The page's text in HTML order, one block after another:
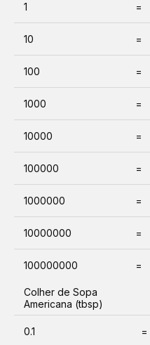
1 =
10 =
100 =
1000 =
10000 =
100000 =
1000000 =
10000000 =
100000000 =
Colher de Sopa
Americana (tbsp)
0.1 =